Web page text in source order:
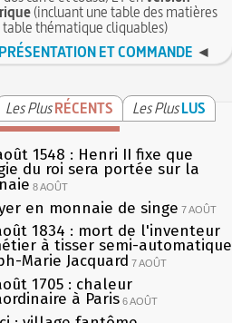
(incluant une table des matières
thématique cliquables)
PRÉSENTATION ET COMMANDE ◄
Les Plus RÉCENTS Les Plus LUS
1548 : Henri II fixe que
du roi sera portée sur la
8 AOÛT
en monnaie de singe 7 AOÛT
1834 : mort de l'inventeur
à tisser semi-automatique
Marie Jacquard 7 AOÛT
1705 : chaleur
à Paris 6 AOÛT